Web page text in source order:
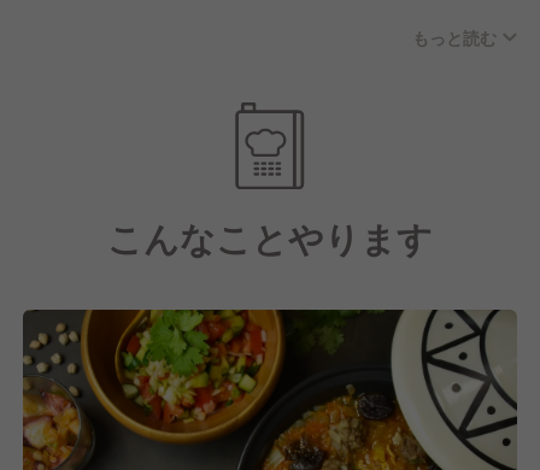
りずらいことが多いと思いますが、当店は女性一人で
がらも、カフェのようなカジュアルな空間を作ってい
コンセプトは「安心と刺激のレアエスニック体験」で
もっと読む
こんなことやります